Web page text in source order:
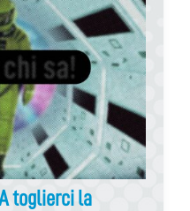
toglierci la